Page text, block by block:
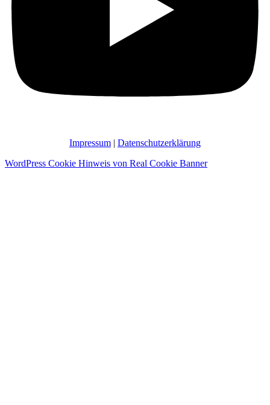
Impressum | Datenschutzerklärung
WordPress Cookie Hinweis von Real Cookie Banner